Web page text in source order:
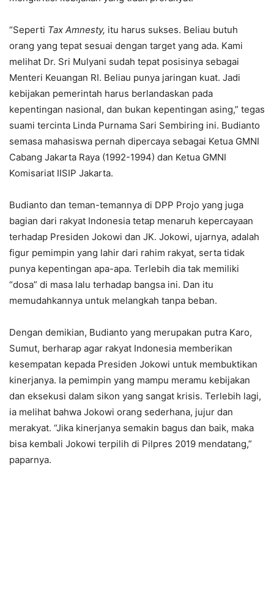
“Seperti Tax Amnesty, itu harus sukses. Beliau butuh
orang yang tepat sesuai dengan target yang ada. Kami
melihat Dr. Sri Mulyani sudah tepat posisinya sebagai
Menteri Keuangan RI. Beliau punya jaringan kuat. Jadi
kebijakan pemerintah harus berlandaskan pada
kepentingan nasional, dan bukan kepentingan asing,” tegas
suami tercinta Linda Purnama Sari Sembiring ini. Budianto
semasa mahasiswa pernah dipercaya sebagai Ketua GMNI
Cabang Jakarta Raya (1992-1994) dan Ketua GMNI
Komisariat IISIP Jakarta.
Budianto dan teman-temannya di DPP Projo yang juga
bagian dari rakyat Indonesia tetap menaruh kepercayaan
terhadap Presiden Jokowi dan JK. Jokowi, ujarnya, adalah
figur pemimpin yang lahir dari rahim rakyat, serta tidak
punya kepentingan apa-apa. Terlebih dia tak memiliki
“dosa” di masa lalu terhadap bangsa ini. Dan itu
memudahkannya untuk melangkah tanpa beban.
Dengan demikian, Budianto yang merupakan putra Karo,
Sumut, berharap agar rakyat Indonesia memberikan
kesempatan kepada Presiden Jokowi untuk membuktikan
kinerjanya. Ia pemimpin yang mampu meramu kebijakan
dan eksekusi dalam sikon yang sangat krisis. Terlebih lagi,
ia melihat bahwa Jokowi orang sederhana, jujur dan
merakyat. “Jika kinerjanya semakin bagus dan baik, maka
bisa kembali Jokowi terpilih di Pilpres 2019 mendatang,”
paparnya.